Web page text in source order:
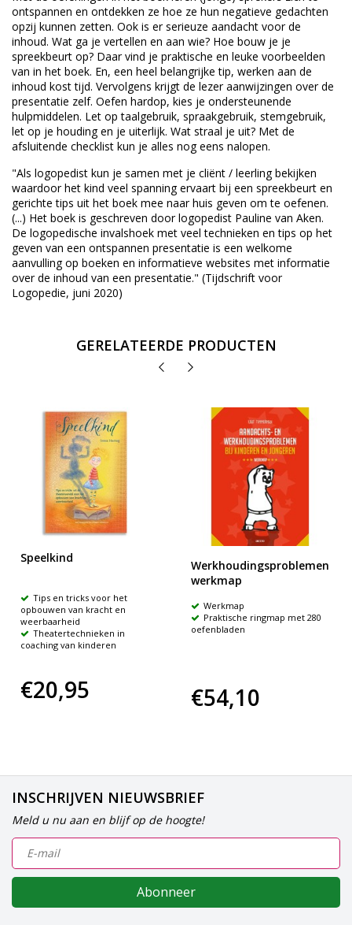
ontspannen en ontdekken ze hoe ze hun negatieve gedachten
opzij kunnen zetten. Ook is er serieuze aandacht voor de
inhoud. Wat ga je vertellen en aan wie? Hoe bouw je je
spreekbeurt op? Daar vind je praktische en leuke voorbeelden
van in het boek. En, een heel belangrijke tip, werken aan de
inhoud kost tijd. Vervolgens krijgt de lezer aanwijzingen over de
presentatie zelf. Oefen hardop, kies je ondersteunende
hulpmiddelen. Let op taalgebruik, spraakgebruik, stemgebruik,
let op je houding en je uiterlijk. Wat straal je uit? Met de
afsluitende checklist kun je alles nog eens nalopen.
"Als logopedist kun je samen met je cliënt / leerling bekijken
waardoor het kind veel spanning ervaart bij een spreekbeurt en
gerichte tips uit het boek mee naar huis geven om te oefenen.
(...) Het boek is geschreven door logopedist Pauline van Aken.
De logopedische invalshoek met veel technieken en tips op het
geven van een ontspannen presentatie is een welkome
aanvulling op boeken en informatieve websites met informatie
over de inhoud van een presentatie." (Tijdschrift voor
Logopedie, juni 2020)
GERELATEERDE PRODUCTEN
Speelkind
Tips en tricks voor het
opbouwen van kracht en
weerbaarheid
Theatertechnieken in
coaching van kinderen
€20,95
Werkhoudingsproblemen
werkmap
Werkmap
Praktische ringmap met 280
oefenbladen
€54,10
INSCHRIJVEN NIEUWSBRIEF
Meld u nu aan en blijf op de hoogte!
Abonneer